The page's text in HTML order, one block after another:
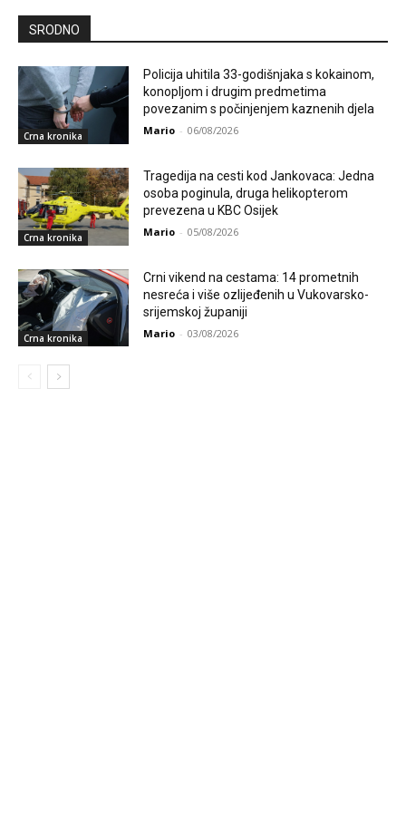
SRODNO
Crna kronika
Policija uhitila 33-godišnjaka s kokainom,
konopljom i drugim predmetima
povezanim s počinjenjem kaznenih djela
Mario - 06/08/2026
Crna kronika
Tragedija na cesti kod Jankovaca: Jedna
osoba poginula, druga helikopterom
prevezena u KBC Osijek
Mario - 05/08/2026
Crna kronika
Crni vikend na cestama: 14 prometnih
nesreća i više ozlijeđenih u Vukovarsko-
srijemskoj županiji
Mario - 03/08/2026